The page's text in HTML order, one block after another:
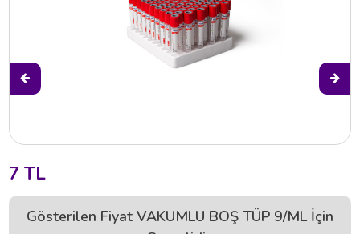
7 TL
Gösterilen Fiyat VAKUMLU BOŞ TÜP 9/ML İçin